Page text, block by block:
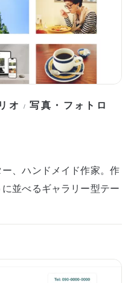
オ /写真・フォトロ
、ハンドメイド作家。作
並べるギャラリー型テー